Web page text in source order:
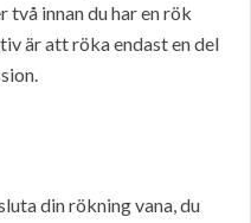
två innan du har en rök
är att röka endast en del
din rökning vana, du